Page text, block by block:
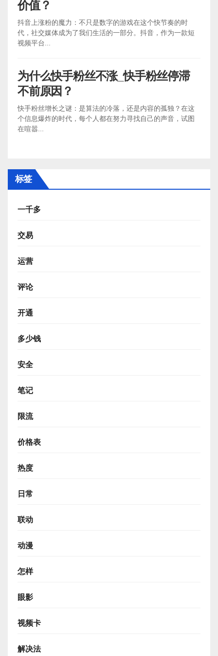
价值？
抖音上涨粉的魔力：不只是数字的游戏在这个快节奏的时
代，社交媒体成为了我们生活的一部分。抖音，作为一款短
视频平台...
为什么快手粉丝不涨_快手粉丝停滞
不前原因？
快手粉丝增长之谜：是算法的冷落，还是内容的孤独？在这
个信息爆炸的时代，每个人都在努力寻找自己的声音，试图
在喧嚣...
标签
一千多
交易
运营
评论
开通
多少钱
安全
笔记
限流
价格表
热度
日常
联动
动漫
怎样
眼影
视频卡
解决法